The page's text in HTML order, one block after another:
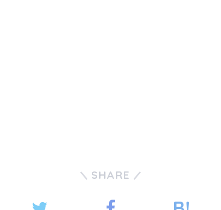
SHARE